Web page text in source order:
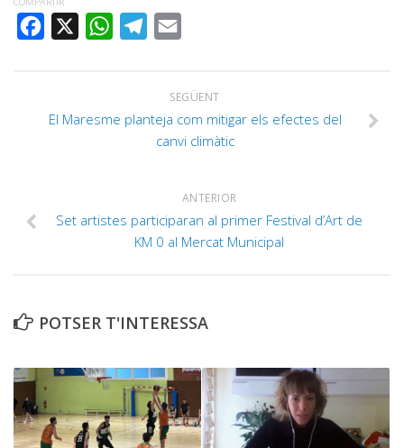
FACEBOOK
WHATSAPPTELEGRAM
SEGÜENT
El Maresme planteja com mitigar els efectes del
canvi climàtic
ANTERIOR
Set artistes participaran al primer Festival d’Art de
KM 0 al Mercat Municipal
POTSER T'INTERESSA